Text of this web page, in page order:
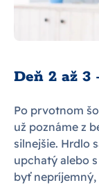
Deň 2 až 3
Po prvotnom
už poznáme z
silnejšie. Hrdlo
upchatý alebo
byť